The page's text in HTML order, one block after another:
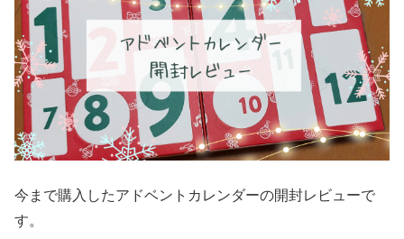
今まで購入したアドベントカレンダーの開封レビューで
す。